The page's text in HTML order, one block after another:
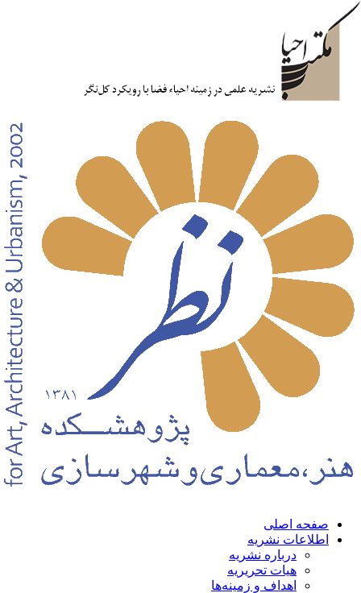
اصلی
نشریه
درباره نشریه
هیات تحریریه
اهداف و زمینه‌ها